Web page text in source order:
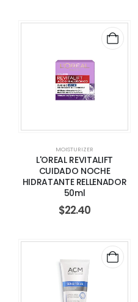
MOISTURIZER
L'OREAL REVITALIFT
CUIDADO NOCHE
HIDRATANTE RELLENADOR
50ml
$22.40